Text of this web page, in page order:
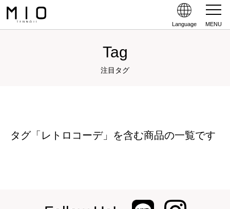
Language MENU
Tag
注目タグ
タグ「レトロコーデ」を含む商品の一覧です